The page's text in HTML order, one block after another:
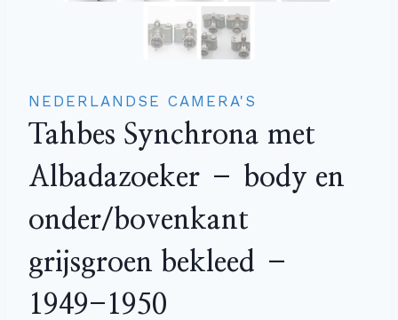
NEDERLANDSE CAMERA'S
Tahbes Synchrona met
Albadazoeker – body en
onder/bovenkant
grijsgroen bekleed –
1949-1950